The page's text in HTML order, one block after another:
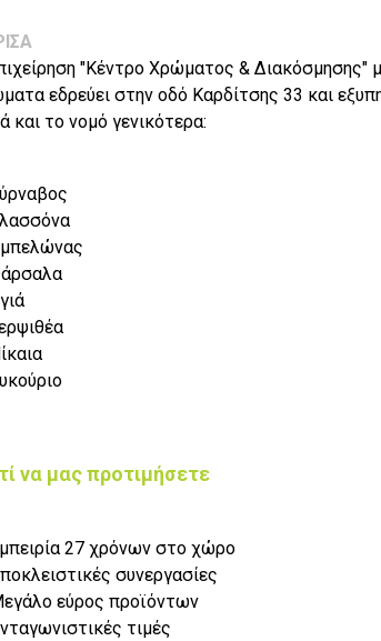
"Κέντρο Χρώματος & Διακόσμησης"
εδρεύει στην οδό Καρδίτσης 33 και
και το νομό γενικότερα:
να μας προτιμήσετε
27 χρόνων στο χώρο
συνεργασίες
εύρος προϊόντων
τιμές